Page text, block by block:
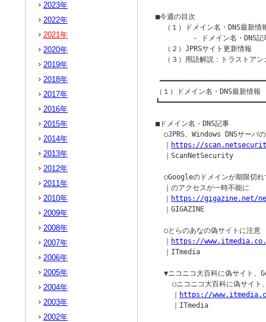
■今週の目次
（１）ドメイン名・DNS最新情
- ドメイン名・DNS記
  （２）JPRSサイト更新情報
（３）用語解説：トラストアン
（１）ドメイン名・DNS最新情報
■ドメイン名・DNS記事
○JPRS、Windows DNSサーバの
https://
  ｜ScanNetSecurity
○Googleのドメインが期限切
  ｜のアクセスが一時不能に
https://gigazine.net/
  ｜GIGAZINE
○とらのあなの偽サイトに注意
https://
  ｜ITmedia
▼ニコニコ大百科に偽サイト、
○ニコニコ大百科に偽サイト
https://
    ｜ITmedia
2023年
2022年
2021年
2020年
2019年
2018年
2017年
2016年
2015年
2014年
2013年
2012年
2011年
2010年
2009年
2008年
2007年
2006年
2005年
2004年
2003年
2002年